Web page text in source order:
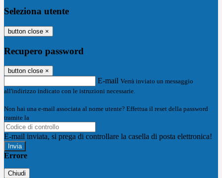
Seleziona utente
button close ×
Recupero password
button close ×
E-mail Verrà inviato un messaggio
all'indirizzo indicato con le istruzioni necessarie.
Non hai una e-mail associata al nome utente? Effettua il reset della password
tramite la
E-mail inviata, si prega di controllare la casella di posta elettronica!
Errore
Chiudi